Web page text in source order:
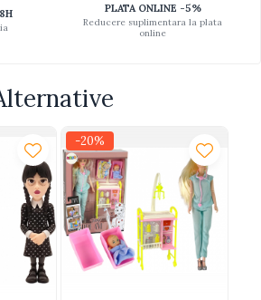
PLATA ONLINE -5%
Reducere suplimentara la plata
online
-20%